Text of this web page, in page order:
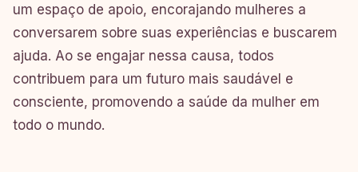
um espaço de apoio, encorajando mulheres a
conversarem sobre suas experiências e buscarem
ajuda. Ao se engajar nessa causa, todos
contribuem para um futuro mais saudável e
consciente, promovendo a saúde da mulher em
todo o mundo.